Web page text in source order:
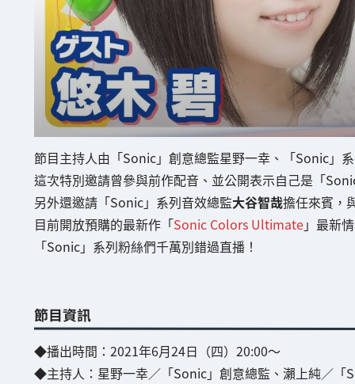
節目主持人由「Sonic」創意總監星野一幸、「Sonic」
這次特別邀請曾參與前作配音、並公開表示自己是「
另外還邀請「Sonic」系列音效總監大谷智哉擔任來賓，
目前開放預購的最新作「Sonic Colors Ultimate」最新
「Sonic」系列粉絲們千萬別錯過直播！
節目資訊
◆播出時間：2021年6月24日（四）20:00～
◆主持人：星野一幸／「Sonic」創意總監、瀨上純／「